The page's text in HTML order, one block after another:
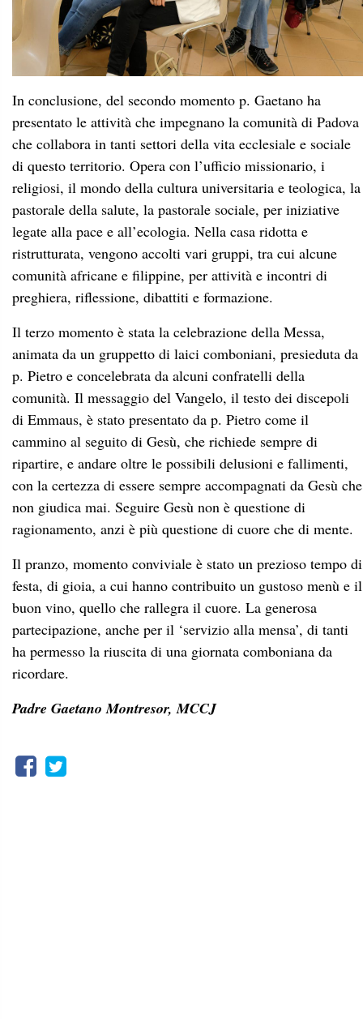
religiosi, il mondo della cultura universitaria e teologica, la
pastorale della salute, la pastorale sociale, per iniziative
legate alla pace e all’ecologia. Nella casa ridotta e
comunità africane e filippine, per attività e incontri di
preghiera, riflessione, dibattiti e formazione.
Il terzo momento è stata la celebrazione della Messa,
animata da un gruppetto di laici comboniani, presieduta da
p. Pietro e concelebrata da alcuni confratelli della
comunità. Il messaggio del Vangelo, il testo dei discepoli
di Emmaus, è stato presentato da p. Pietro come il
cammino al seguito di Gesù, che richiede sempre di
ripartire, e andare oltre le possibili delusioni e fallimenti,
non giudica mai. Seguire Gesù non è questione di
ragionamento, anzi è più questione di cuore che di mente.
Il pranzo, momento conviviale è stato un prezioso tempo di
festa, di gioia, a cui hanno contribuito un gustoso menù e il
buon vino, quello che rallegra il cuore. La generosa
partecipazione, anche per il ‘servizio alla mensa’, di tanti
ha permesso la riuscita di una giornata comboniana da
ricordare.
Padre Gaetano Montresor, MCCJ